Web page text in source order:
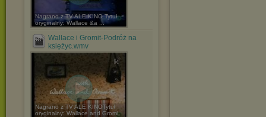
Nagrano z TV ALE KINO Tytuł
oryginalny: Wallace &a ...
Wallace i Gromit-Podróż na
księżyc.wmv
Nagrano z TV ALE KINOTytuł
oryginalny: Wallace and Gromi